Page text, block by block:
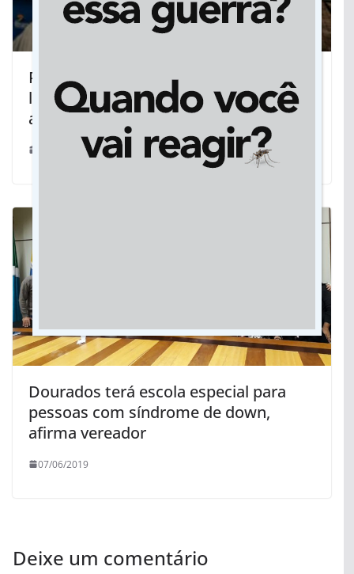
Projeto TransCine leva cinema ao ar
livre para Ribas do Rio Pardo, com
apoio do Governo de MS
23/11/2024
Dourados terá escola especial para
pessoas com síndrome de down,
afirma vereador
07/06/2019
Deixe um comentário